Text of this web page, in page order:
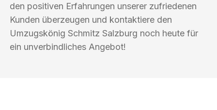
den positiven Erfahrungen unserer zufriedenen
Kunden überzeugen und kontaktiere den
Umzugskönig Schmitz Salzburg noch heute für
ein unverbindliches Angebot!